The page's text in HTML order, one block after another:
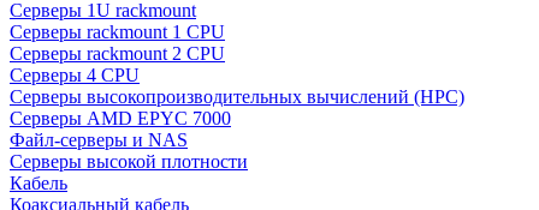
Серверы 1U rackmount
Серверы rackmount 1 CPU
Серверы rackmount 2 CPU
Серверы 4 CPU
Серверы высокопроизводительных вычислений (HPC)
Серверы AMD EPYC 7000
Файл-серверы и NAS
Серверы высокой плотности
Кабель
Коаксиальный кабель